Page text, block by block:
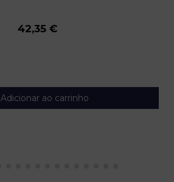
42,35 €
Adicionar ao carrinho